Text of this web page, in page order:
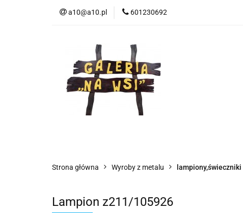
a10@a10.pl 601230692
Strona główna Wyroby z metalu lampiony,świeczniki
Lampion z211/105926